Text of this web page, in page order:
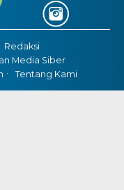
Redaksi
Media Siber
Tentang Kami